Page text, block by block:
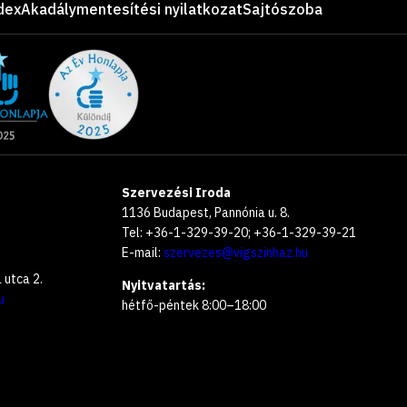
Akadálymentesítési nyilatkozatSajtószoba
utca 2.
Szervezési Iroda
1136 Budapest, Pannónia u. 8.
Tel: +36-1-329-39-20; +36-1-329-39-21
E-mail: szervezes@vigszinhaz.hu
Nyitvatartás:
hétfő-péntek 8:00–18:00